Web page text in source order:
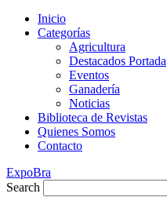
Inicio
Categorías
Agricultura
Destacados Portada
Eventos
Ganadería
Noticias
Biblioteca de Revistas
Quienes Somos
Contacto
ExpoBra
Search